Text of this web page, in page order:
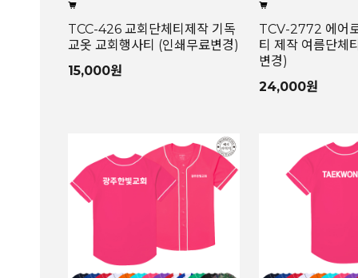
TCC-426 교회단체티제작 기독
교옷 교회행사티 (인쇄무료변경)
15,000원
TCV-2772 에어
티 제작 여름단체
변경)
24,000원